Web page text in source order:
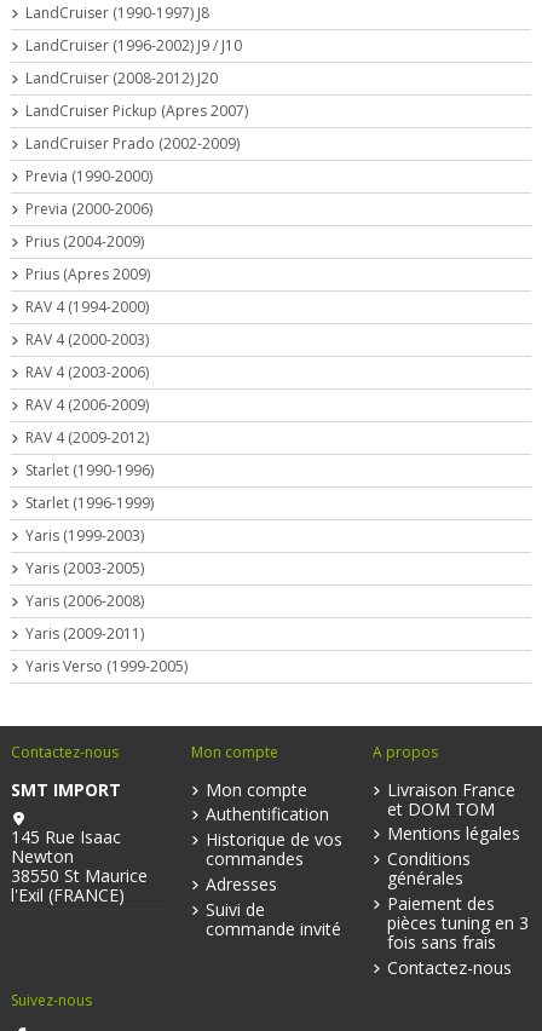
LandCruiser (1990-1997) J8
LandCruiser (1996-2002) J9 / J10
LandCruiser (2008-2012) J20
LandCruiser Pickup (Apres 2007)
LandCruiser Prado (2002-2009)
Previa (1990-2000)
Previa (2000-2006)
Prius (2004-2009)
Prius (Apres 2009)
RAV 4 (1994-2000)
RAV 4 (2000-2003)
RAV 4 (2003-2006)
RAV 4 (2006-2009)
RAV 4 (2009-2012)
Starlet (1990-1996)
Starlet (1996-1999)
Yaris (1999-2003)
Yaris (2003-2005)
Yaris (2006-2008)
Yaris (2009-2011)
Yaris Verso (1999-2005)
Contactez-nous
SMT IMPORT
145 Rue Isaac
Newton
38550 St Maurice
l'Exil (FRANCE)
Mon compte
Mon compte
Authentification
Historique de vos
commandes
Adresses
Suivi de
commande invité
A propos
Livraison France
et DOM TOM
Mentions légales
Conditions
générales
Paiement des
pièces tuning en 3
fois sans frais
Contactez-nous
Suivez-nous